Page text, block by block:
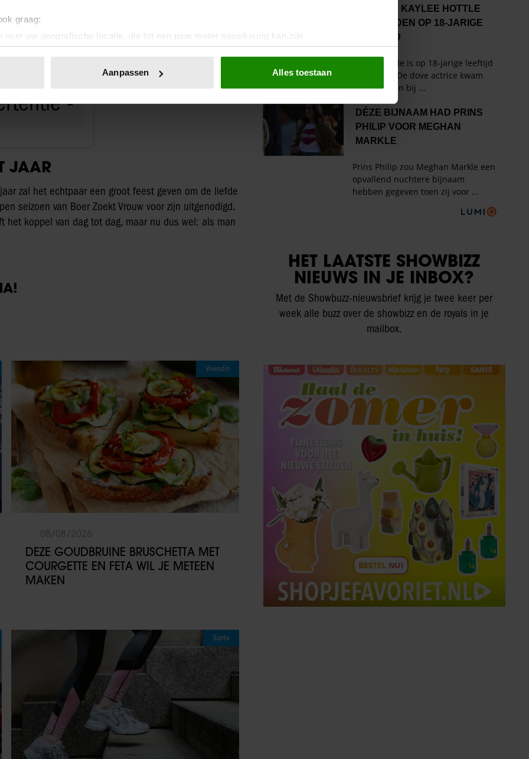
graag:
over uw geografische locatie, die tot een paar meter nauwkeurig kan zijn
door het actief te scannen op specifieke eigenschappen (fingerprinting)
of intrekken in de Cookieverklaring.
en advertenties te personaliseren, om functies voor social media te bieden en om ons
Ook delen we informatie over uw gebruik van onze site met onze partners voor social
Deze partners kunnen deze gegevens combineren met andere informatie die u aan ze heeft
op basis van uw gebruik van hun services. U gaat akkoord met onze cookies als u
Aanpassen Alles toestaan
JAAR
zal het echtpaar een groot feest geven om de liefde
seizoen van Boer Zoekt Vrouw voor zijn uitgenodigd.
het koppel van dag tot dag, maar nu dus wel: als man
Vriendin
DEZE GOUDBRUINE BRUSCHETTA MET
COURGETTE EN FETA WIL JE METEEN
MAKEN
Sante
HET LAATSTE SHOWBIZZ
NIEUWS IN JE INBOX?
Met de Showbuzz-nieuwsbrief krijg je twee keer per
week alle buzz over de showbizz en de royals in je
mailbox.